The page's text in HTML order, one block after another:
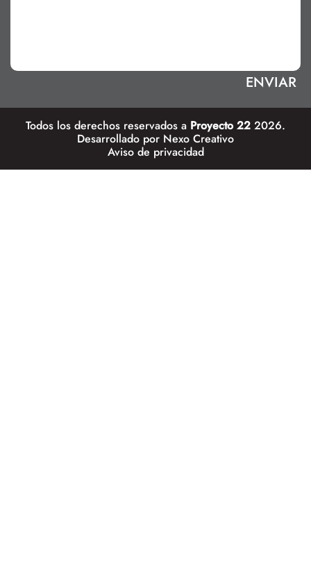
Todos los derechos reservados a Proyecto 22 2026.
Desarrollado por Nexo Creativo
Aviso de privacidad